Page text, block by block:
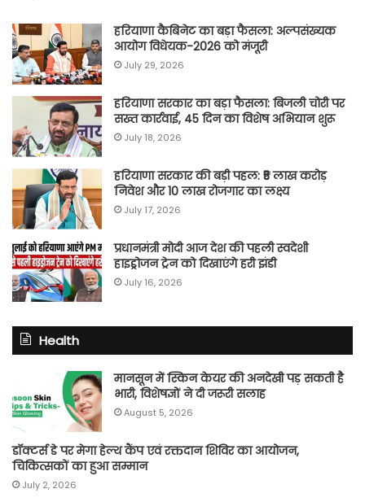
हरियाणा कैबिनेट का बड़ा फैसला: अल्पसंख्यक
आयोग विधेयक-2026 को मंजूरी
July 29, 2026
हरियाणा सरकार का बड़ा फैसला: बिजली चोरी पर
सख्त कार्रवाई, 45 दिन का विशेष अभियान शुरू
July 18, 2026
हरियाणा सरकार की बड़ी पहल: ₹5 लाख करोड़
निवेश और 10 लाख रोजगार का लक्ष्य
July 17, 2026
प्रधानमंत्री मोदी आज देश की पहली स्वदेशी
हाइड्रोजन ट्रेन को दिखाएंगे हरी झंडी
July 16, 2026
Health
मानसून में स्किन केयर की अनदेखी पड़ सकती है
भारी, विशेषज्ञों ने दी जरूरी सलाह
August 5, 2026
डॉक्टर्स डे पर मेगा हेल्थ कैंप एवं रक्तदान शिविर का आयोजन,
चिकित्सकों का हुआ सम्मान
July 2, 2026